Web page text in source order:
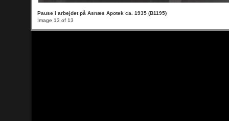
Pause i arbejdet på Asnæs Apotek ca. 1935 (B1195)
Image 13 of 13